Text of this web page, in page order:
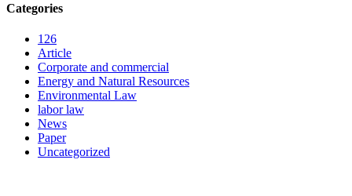
Categories
126
Article
Corporate and commercial
Energy and Natural Resources
Environmental Law
labor law
News
Paper
Uncategorized